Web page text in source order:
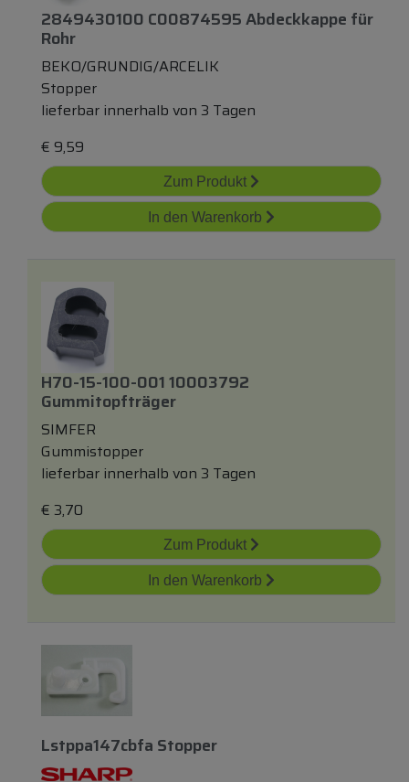
2849430100 C00874595 Abdeckkappe für
Rohr
BEKO/GRUNDIG/ARCELIK
Stopper
lieferbar innerhalb von 3 Tagen
€ 9,59
Zum Produkt
In den Warenkorb
H70-15-100-001 10003792
Gummitopfträger
SIMFER
Gummistopper
lieferbar innerhalb von 3 Tagen
€ 3,70
Zum Produkt
In den Warenkorb
Lstppa147cbfa Stopper